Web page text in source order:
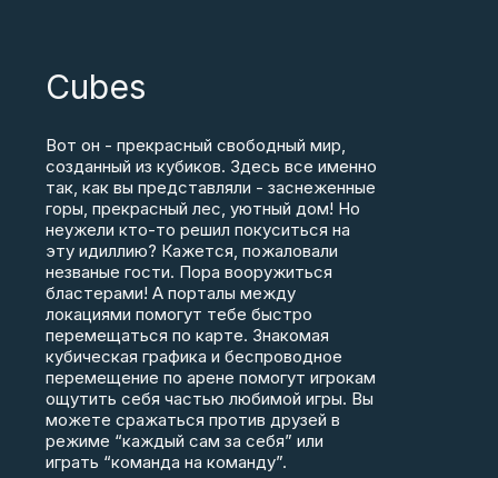
Cubes
Вот он - прекрасный свободный мир,
созданный из кубиков. Здесь все именно
так, как вы представляли - заснеженные
горы, прекрасный лес, уютный дом! Но
неужели кто-то решил покуситься на
эту идиллию? Кажется, пожаловали
незваные гости. Пора вооружиться
бластерами! А порталы между
локациями помогут тебе быстро
перемещаться по карте. Знакомая
кубическая графика и беспроводное
перемещение по арене помогут игрокам
ощутить себя частью любимой игры. Вы
можете сражаться против друзей в
режиме “каждый сам за себя” или
играть “команда на команду”.